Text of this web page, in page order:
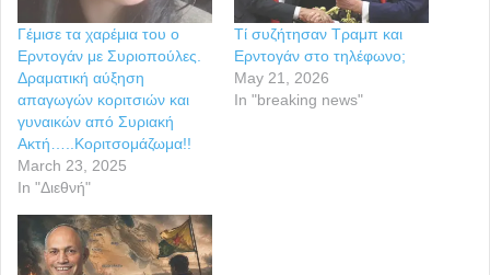
Γέμισε τα χαρέμια του ο
Ερντογάν με Συριοπούλες.
Δραματική αύξηση
απαγωγών κοριτσιών και
γυναικών από Συριακή
Ακτή…..Κοριτσομάζωμα!!
March 23, 2025
In "Διεθνή"
Τί συζήτησαν Τραμπ και
Ερντογάν στο τηλέφωνο;
May 21, 2026
In "breaking news"